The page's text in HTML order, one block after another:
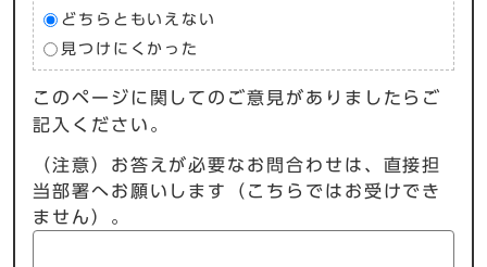
どちらともいえない
見つけにくかった
このページに関してのご意見がありましたらご
記入ください。
（注意）お答えが必要なお問合わせは、直接担
当部署へお願いします（こちらではお受けでき
ません）。